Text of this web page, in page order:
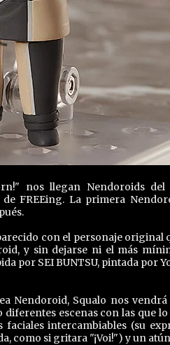
nos llegan Nendoroids del
FREEing. La primera
con el personaje original
y sin dejarse ni el más
por SEI BUNTSU, pintada por
Nendoroid, Squalo nos
escenas con las que
intercambiables (su
como si gritara "¡Voi!") y un